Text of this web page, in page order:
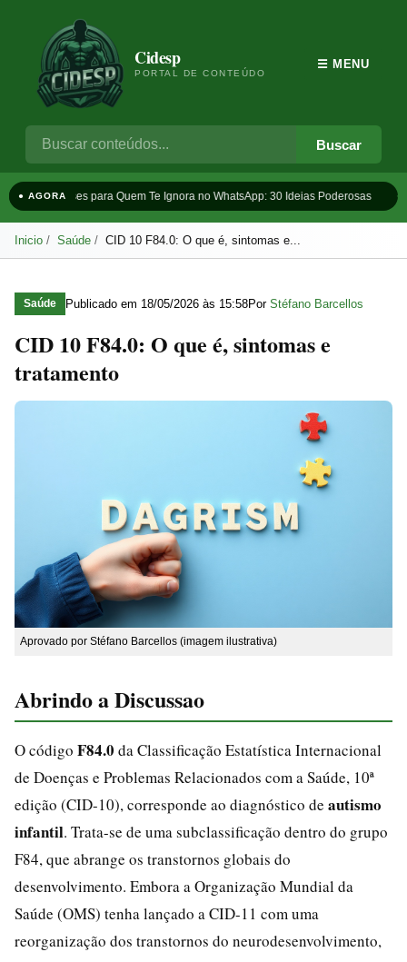
Cidesp
PORTAL DE CONTEÚDO
Buscar
☰ MENU
● AGORAFrases para Quem Te Ignora no WhatsApp: 30 Ideias Poderosas
Inicio Saúde CID 10 F84.0: O que é, sintomas e...
Saúde Publicado em 18/05/2026 às 15:58Por Stéfano Barcellos
CID 10 F84.0: O que é, sintomas e
tratamento
Aprovado por Stéfano Barcellos (imagem ilustrativa)
Abrindo a Discussao
O código F84.0 da Classificação Estatística Internacional
de Doenças e Problemas Relacionados com a Saúde, 10ª
edição (CID-10), corresponde ao diagnóstico de autismo
infantil. Trata-se de uma subclassificação dentro do grupo
F84, que abrange os transtornos globais do
desenvolvimento. Embora a Organização Mundial da
Saúde (OMS) tenha lançado a CID-11 com uma
reorganização dos transtornos do neurodesenvolvimento,